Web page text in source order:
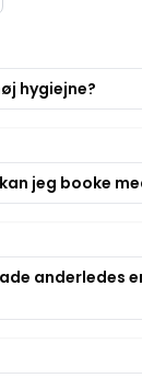
hygiejne?
jeg booke
anderledes